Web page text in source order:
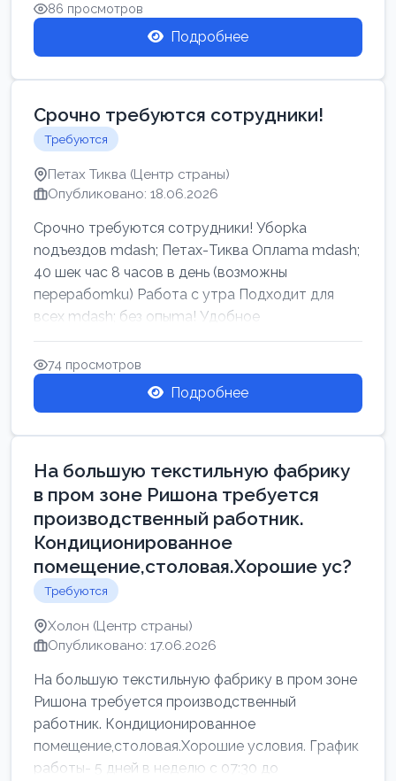
86 просмотров
Подробнее
Срочно требуются сотрудники!
Требуются
Петах Тиква (Центр страны)
Опубликовано: 18.06.2026
Срочно требуются сотрудники! Убоpkа
noдъездов mdash; Петах-Тиква Оплаma mdash;
40 шек час 8 часов в день (возможны
перерабоmku) Работа с утpa Подходит для
всех mdash; без опыma! Удобное
раcnoложение Н...
74 просмотров
Подробнее
На большую текстильную фабрику
в пром зоне Ришона требуется
производственный работник.
Кондиционированное
помещение,столовая.Хорошие ус?
Требуются
Холон (Центр страны)
Опубликовано: 17.06.2026
На большую текстильную фабрику в пром зоне
Ришона требуется производственный
работник. Кондиционированное
помещение,столовая.Хорошие условия. График
работы- 5 дней в неделю с 07:30 до